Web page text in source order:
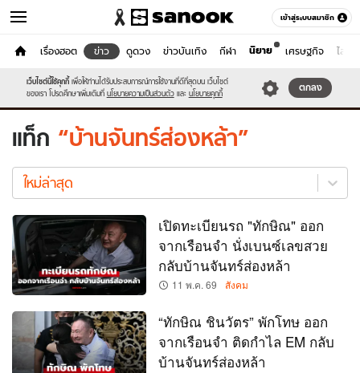
เข้าสู่ระบบสมาชิก
หน้าแรก
เรื่องฮอต ข่าว ดูดวง ข่าวบันเทิง กีฬา เศรษฐกิจ ไลฟ์
นิยาย
ข่าว หมวดอื่นๆ
เว็บไซต์นี้ใช้คุกกี้ เพื่อให้ท่านได้รับประสบการณ์การใช้งานที่ดีที่สุดบน เว็บไซต์
ของเรา โปรดศึกษาเพิ่มเติมที่ นโยบายความเป็นส่วนตัว และ นโยบายคุกกี้
ตกลง
แท็ก บ้านจันทร์ส่องหล้า
บ้าน
จันทร์
ส่อง
หล้า
ใหม่
ล่าสุด
ใหม่ล่าสุด
เปิดทะเบียนรถ "ทักษิณ" ออก
จากเรือนจำ นั่งเบนซ์เลขสวย
กลับบ้านจันทร์ส่องหล้า
11 พ.ค. 69 สังคม
“ทักษิณ ชินวัตร” พักโทษ ออก
จากเรือนจำ ติดกำไล EM กลับ
บ้านจันทร์ส่องหล้า